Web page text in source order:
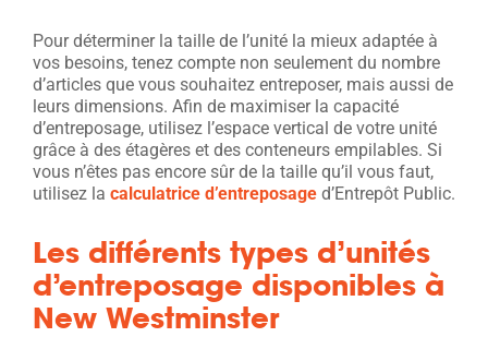
Pour déterminer la taille de l’unité la mieux adaptée à
vos besoins, tenez compte non seulement du nombre
d’articles que vous souhaitez entreposer, mais aussi de
leurs dimensions. Afin de maximiser la capacité
d’entreposage, utilisez l’espace vertical de votre unité
grâce à des étagères et des conteneurs empilables. Si
vous n’êtes pas encore sûr de la taille qu’il vous faut,
utilisez la calculatrice d’entreposage d’Entrepôt Public.
Les différents types d’unités
d’entreposage disponibles à
New Westminster